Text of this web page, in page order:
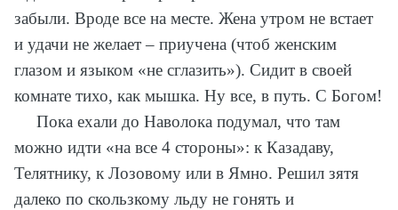
забыли. Вроде все на месте. Жена утром не встает
и удачи не желает – приучена (чтоб женским
глазом и языком «не сглазить»). Сидит в своей
комнате тихо, как мышка. Ну все, в путь. С Богом!
Пока ехали до Наволока подумал, что там
можно идти «на все 4 стороны»: к Казадаву,
Телятнику, к Лозовому или в Ямно. Решил зятя
далеко по скользкому льду не гонять и